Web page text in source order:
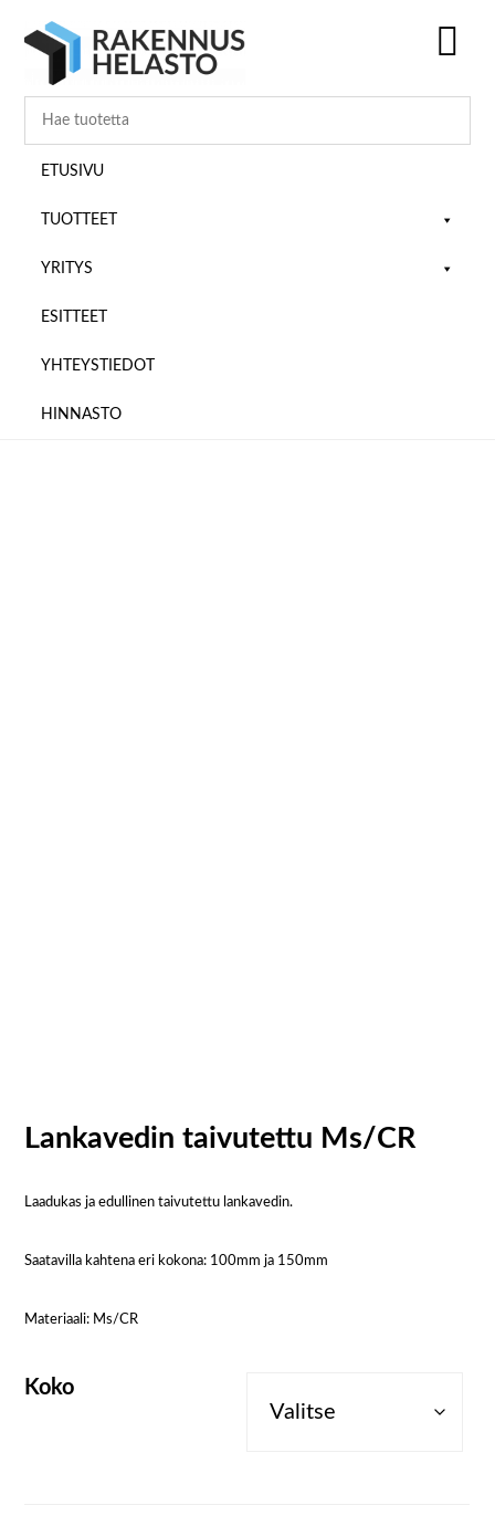
pääsisältöön
ensisijaiseen
alatunnisteeseen
ETUSIVU
TUOTTEET
YRITYS
ESITTEET
YHTEYSTIEDOT
HINNASTO
Lankavedin taivutettu Ms/CR
Laadukas ja edullinen taivutettu lankavedin.
Saatavilla kahtena eri kokona: 100mm ja 150mm
Materiaali: Ms/CR
Koko